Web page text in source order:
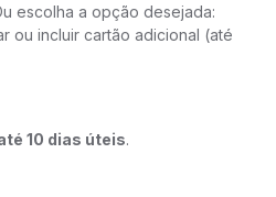
escolha a opção desejada:
ou incluir cartão adicional (até
10 dias úteis.